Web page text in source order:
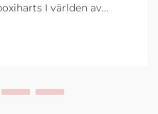
I världen av
föreningar